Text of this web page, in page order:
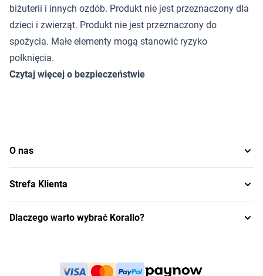
biżuterii i innych ozdób. Produkt nie jest przeznaczony dla
dzieci i zwierząt. Produkt nie jest przeznaczony do
spożycia. Małe elementy mogą stanowić ryzyko
połknięcia.
Czytaj więcej o bezpieczeństwie
O nas
Strefa Klienta
Dlaczego warto wybrać Korallo?